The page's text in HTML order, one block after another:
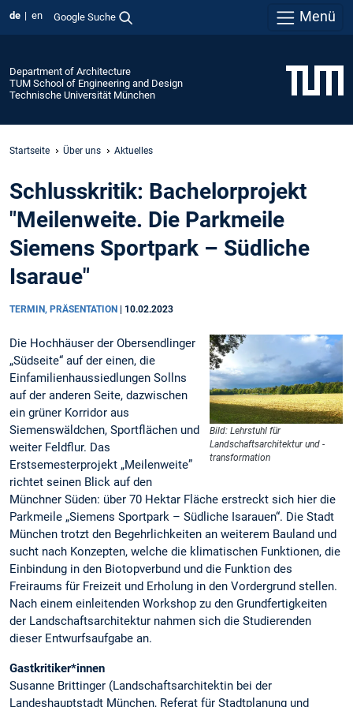
de en Google Suche Menü
Department of Architecture
TUM School of Engineering and Design
Technische Universität München
Startseite Über uns Aktuelles
Schlusskritik: Bachelorprojekt
"Meilenweite. Die Parkmeile
Siemens Sportpark – Südliche
Isaraue"
TERMIN, PRÄSENTATION 10.02.2023
Bild: Lehrstuhl für
Landschaftsarchitektur und -
transformation
Die Hochhäuser der Obersendlinger
„Südseite“ auf der einen, die
Einfamilienhaussiedlungen Sollns
auf der anderen Seite, dazwischen
ein grüner Korridor aus
Siemenswäldchen, Sportflächen und
weiter Feldflur. Das
Erstsemesterprojekt „Meilenweite”
richtet seinen Blick auf den
Münchner Süden: über 70 Hektar Fläche erstreckt sich hier die
Parkmeile „Siemens Sportpark – Südliche Isarauen“. Die Stadt
München trotzt den Begehrlichkeiten an weiterem Bauland und
sucht nach Konzepten, welche die klimatischen Funktionen, die
Einbindung in den Biotopverbund und die Funktion des
Freiraums für Freizeit und Erholung in den Vordergrund stellen.
Nach einem einleitenden Workshop zu den Grundfertigkeiten
der Landschaftsarchitektur nahmen sich die Studierenden
dieser Entwurfsaufgabe an.
Gastkritiker*innen
Susanne Brittinger (Landschaftsarchitektin bei der
Landeshauptstadt München, Referat für Stadtplanung und